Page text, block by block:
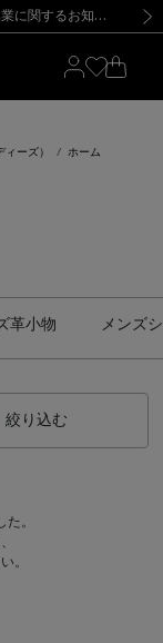
新規登録のお客様も対象！＜MY BARNEYS＞会員のお客様は11,000円（税込）以上のお買上げで常時送料無料！お買い物の際は会員登録を！
】(2026.8.7) 【オンラインストア カスタマーセンター夏季休業に関するお知らせ】（2026.8.7）
【夏季休業に伴う返品・交換承り一時停止のお知らせ】（2026.8.5）
お届けについて
注意事項 新規登録のお客様も対象！＜MY BARNEYS＞会員のお客様は11,000円（税込）以上のお買上げで常時送料無料！お買い物の際は会員登録を！
】(2026.8.7)
ィーズ） ホーム
革小物 メンズ
絞り込む
。
。